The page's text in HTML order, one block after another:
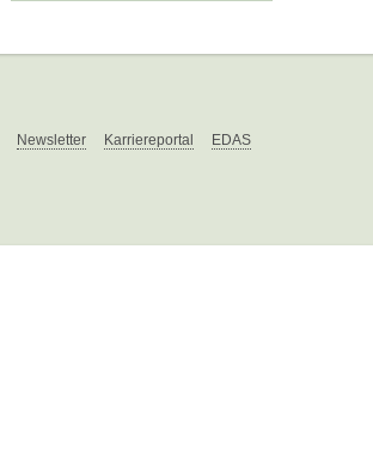
Newsletter Karriereportal EDAS